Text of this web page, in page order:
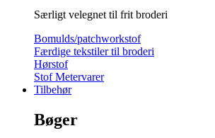
Særligt velegnet til frit broderi
Bomulds/patchworkstof
Færdige tekstiler til broderi
Hørstof
Stof Metervarer
Tilbehør
Bøger